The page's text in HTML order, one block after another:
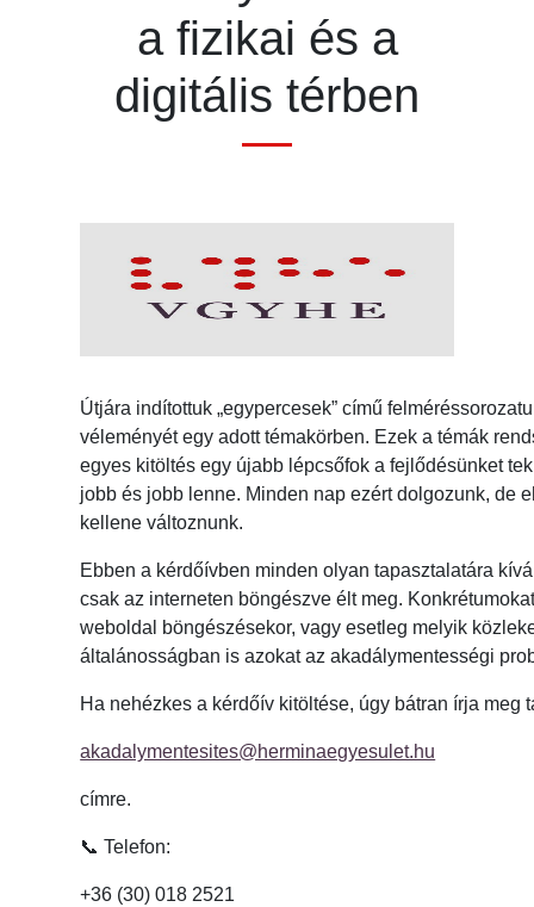
a fizikai és a
digitális térben
Útjára indítottuk „egypercesek” című
véleményét egy adott témakörben. Ezek a témák
egyes kitöltés egy újabb lépcsőfok a fejlődésünket
jobb és jobb lenne. Minden nap ezért dolgozunk, de
kellene változnunk.
Ebben a kérdőívben minden olyan tapasztalatára
csak az interneten böngészve élt meg.
weboldal böngészésekor, vagy esetleg melyik
általánosságban is azokat az akadálymentességi
Ha nehézkes a kérdőív kitöltése, úgy bátran írja meg
akadalymentesites@herminaegyesulet.hu
címre.
📞 Telefon:
+36 (30) 018 2521